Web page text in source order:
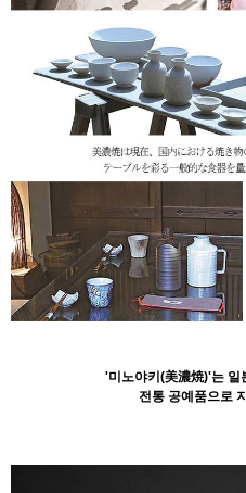
'미노야키(美濃焼)'는 일
전통 공예품으로